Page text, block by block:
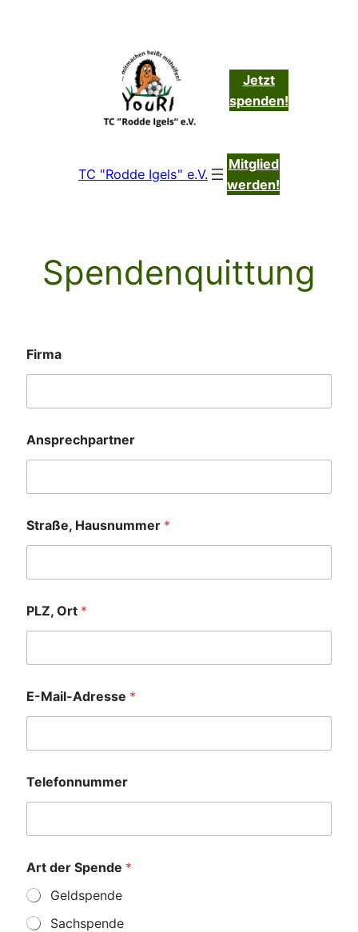
Jetzt
spenden!
TC "Rodde Igels" e.V.
Mitglied
werden!
Spendenquittung
Firma
Ansprechpartner
Straße, Hausnummer *
PLZ, Ort *
E-Mail-Adresse *
Telefonnummer
Art der Spende *
Geldspende
Sachspende